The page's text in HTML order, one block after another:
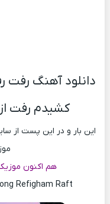
دانلود آهنگ رفت
کشیدم رفت
این بار و در این پست از
هم اکنون
Refigham Raft